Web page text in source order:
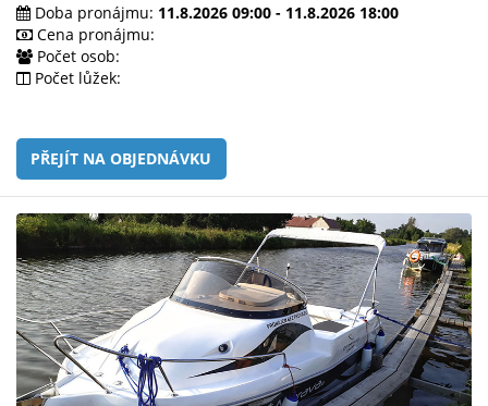
Doba pronájmu: 11.8.2026 09:00 - 11.8.2026 18:00
Cena pronájmu:
Počet osob:
Počet lůžek:
PŘEJÍT NA OBJEDNÁVKU
mailem.
objednat
poukaz